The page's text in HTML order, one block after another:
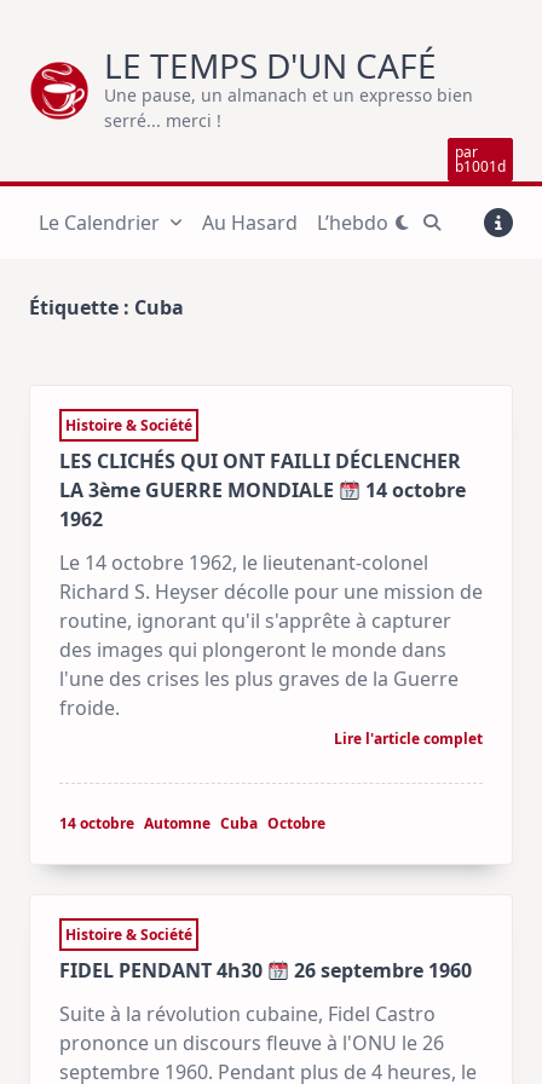
content
LE TEMPS D'UN CAFÉ
Une pause, un almanach et un expresso bien
serré... merci !
par
b1001d
Le Calendrier Au Hasard L’hebdo
Étiquette : Cuba
Histoire & Société
LES CLICHÉS QUI ONT FAILLI DÉCLENCHER
LA 3ème GUERRE MONDIALE
14 octobre
1962
Le 14 octobre 1962, le lieutenant-colonel
Richard S. Heyser décolle pour une mission de
routine, ignorant qu'il s'apprête à capturer
des images qui plongeront le monde dans
l'une des crises les plus graves de la Guerre
froide.
Lire l'article complet
14 octobre Automne Cuba Octobre
Histoire & Société
FIDEL PENDANT 4h30
26 septembre 1960
Suite à la révolution cubaine, Fidel Castro
prononce un discours fleuve à l'ONU le 26
septembre 1960. Pendant plus de 4 heures, le